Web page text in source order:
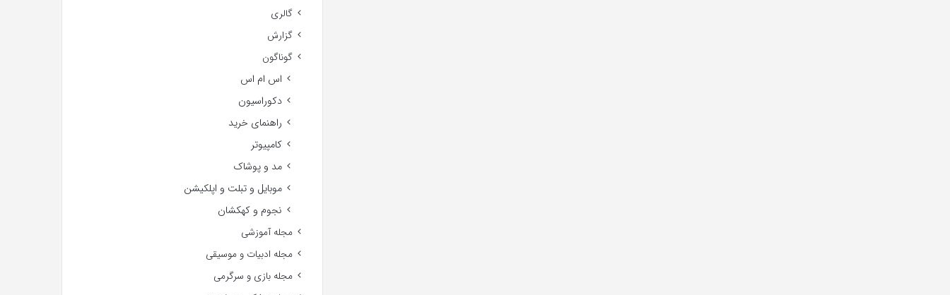
گالری
گزارش
گوناگون
اس ام اس
دکوراسیون
راهنمای خرید
کامپیوتر
مد و پوشاک
موبایل و تبلت و اپلکیشن
نجوم و کهکشان
مجله آموزشی
مجله ادبیات و موسیقی
مجله بازی و سرگرمی